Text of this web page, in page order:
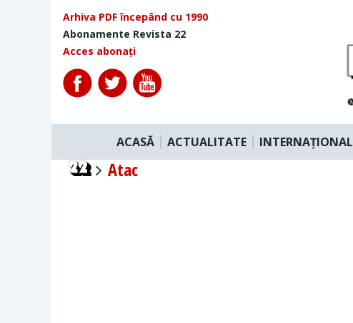
Arhiva PDF începând cu 1990
Abonamente Revista 22
Acces abonați
ACASĂ ACTUALITATE INTERNAȚIONAL
Atac